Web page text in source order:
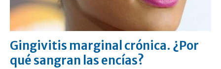
Gingivitis marginal crónica. ¿Por
qué sangran las encías?